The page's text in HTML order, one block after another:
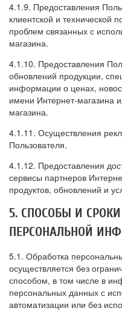
4.1.9. Предоставления
клиентской и технической
проблем связанных с
магазина.
4.1.10. Предоставления
обновлений продукции,
информации о ценах,
имени Интернет-магазина
магазина.
4.1.11. Осуществления
Пользователя.
4.1.12. Предоставления
сервисы партнеров
продуктов, обновлений и
5. СПОСОБЫ И
ПЕРСОНАЛЬНОЙ
5.1. Обработка
осуществляется без
способом, в том числе в
персональных данных с
автоматизации или без